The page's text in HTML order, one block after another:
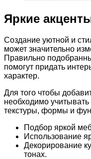
Яркие
Создание уютной и
может значительно
Правильно
помогут придать
характер.
Для того чтобы
необходимо
текстуры, формы и
Подбор яркой
Использование
Декорирование
тонах.